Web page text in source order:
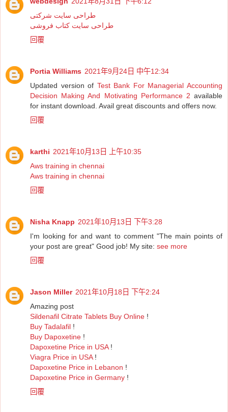
طراحی سایت شرکتی
طراحی سایت کتاب فروشی
回覆
Portia Williams 2021年9月24日 中午12:34
Updated version of Test Bank For Managerial Accounting
Decision Making And Motivating Performance 2 available
for instant download. Avail great discounts and offers now.
回覆
karthi 2021年10月13日 上午10:35
Aws training in chennai
Aws training in chennai
回覆
Nisha Knapp 2021年10月13日 下午3:28
I'm looking for and want to comment "The main points of
your post are great" Good job! My site: see more
回覆
Jason Miller 2021年10月18日 下午2:24
Amazing post
Sildenafil Citrate Tablets Buy Online !
Buy Tadalafil !
Buy Dapoxetine !
Dapoxetine Price in USA!
Viagra Price in USA!
Dapoxetine Price in Lebanon !
Dapoxetine Price in Germany !
回覆